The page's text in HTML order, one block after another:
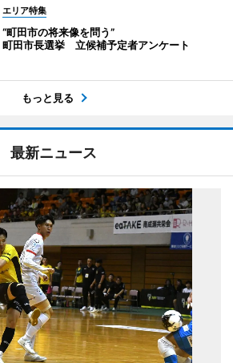
エリア特集
“町田市の将来像を問う”
町田市長選挙 立候補予定者アンケート
もっと見る
最新ニュース